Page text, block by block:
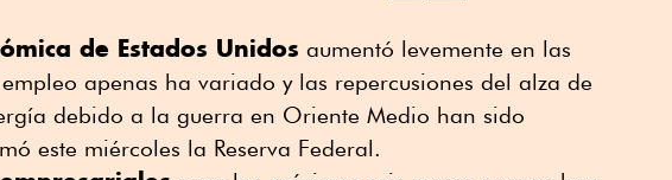
de ⁠Estados Unidos aumentó levemente en las
apenas ha variado y las repercusiones ⁠del alza de
debido a la guerra en Oriente Medio han sido
este miércoles la Reserva Federal.